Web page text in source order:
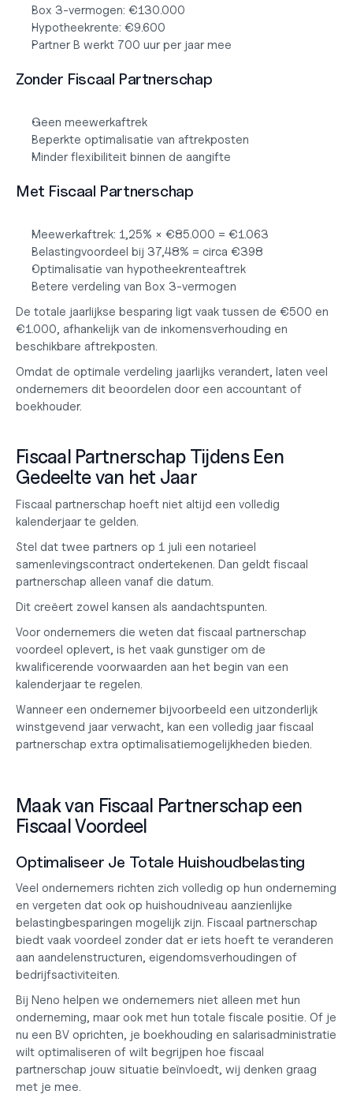
Box 3-vermogen: €130.000
Hypotheekrente: €9.600
Partner B werkt 700 uur per jaar mee
Zonder Fiscaal Partnerschap
Geen meewerkaftrek
Beperkte optimalisatie van aftrekposten
Minder flexibiliteit binnen de aangifte
Met Fiscaal Partnerschap
Meewerkaftrek: 1,25% × €85.000 = €1.063
Belastingvoordeel bij 37,48% = circa €398
Optimalisatie van hypotheekrenteaftrek
Betere verdeling van Box 3-vermogen
De totale jaarlijkse besparing ligt vaak tussen de €500 en
€1.000, afhankelijk van de inkomensverhouding en
beschikbare aftrekposten.
Omdat de optimale verdeling jaarlijks verandert, laten veel
ondernemers dit beoordelen door een accountant of
boekhouder.
Fiscaal Partnerschap Tijdens Een
Gedeelte van het Jaar
Fiscaal partnerschap hoeft niet altijd een volledig
kalenderjaar te gelden.
Stel dat twee partners op 1 juli een notarieel
samenlevingscontract ondertekenen. Dan geldt fiscaal
partnerschap alleen vanaf die datum.
Dit creëert zowel kansen als aandachtspunten.
Voor ondernemers die weten dat fiscaal partnerschap
voordeel oplevert, is het vaak gunstiger om de
kwalificerende voorwaarden aan het begin van een
kalenderjaar te regelen.
Wanneer een ondernemer bijvoorbeeld een uitzonderlijk
winstgevend jaar verwacht, kan een volledig jaar fiscaal
partnerschap extra optimalisatiemogelijkheden bieden.
Maak van Fiscaal Partnerschap een
Fiscaal Voordeel
Optimaliseer Je Totale Huishoudbelasting
Veel ondernemers richten zich volledig op hun onderneming
en vergeten dat ook op huishoudniveau aanzienlijke
belastingbesparingen mogelijk zijn. Fiscaal partnerschap
biedt vaak voordeel zonder dat er iets hoeft te veranderen
aan aandelenstructuren, eigendomsverhoudingen of
bedrijfsactiviteiten.
Bij Neno helpen we ondernemers niet alleen met hun
onderneming, maar ook met hun totale fiscale positie. Of je
nu een BV oprichten, je boekhouding en salarisadministratie
wilt optimaliseren of wilt begrijpen hoe fiscaal
partnerschap jouw situatie beïnvloedt, wij denken graag
met je mee.